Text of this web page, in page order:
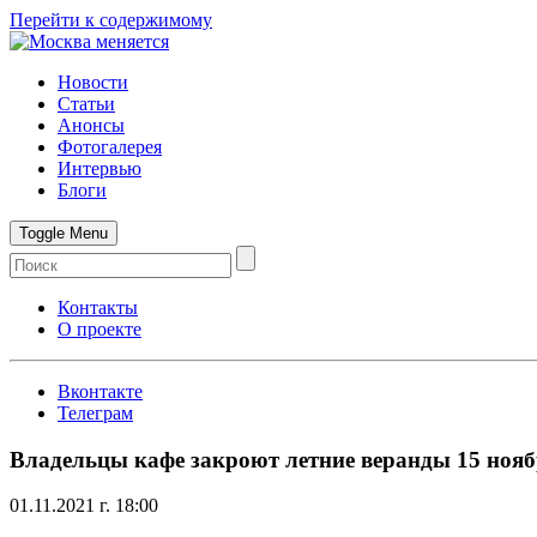
Перейти к содержимому
Новости
Статьи
Анонсы
Фотогалерея
Интервью
Блоги
Toggle Menu
Контакты
О проекте
Вконтакте
Телеграм
Владельцы кафе закроют летние веранды 15
01.11.2021 г. 18:00